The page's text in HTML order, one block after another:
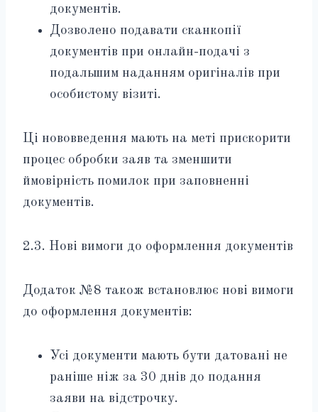
документів.
Дозволено подавати сканкопії
документів при онлайн-подачі з
подальшим наданням оригіналів при
особистому візиті.
Ці нововведення мають на меті прискорити
процес обробки заяв та зменшити
ймовірність помилок при заповненні
документів.
2.3. Нові вимоги до оформлення документів
Додаток №8 також встановлює нові вимоги
до оформлення документів:
Усі документи мають бути датовані не
раніше ніж за 30 днів до подання
заяви на відстрочку.